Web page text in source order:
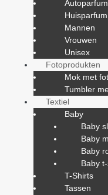
Verkrijgbaar in de maten
Kijk ook eens naar onze
Beoordelingen
Er zijn nog geen
Wees de eerste
te beoordelen
Autoparfum
Huisparfum
Mannen
Vrouwen
Unisex
Fotoprodukten
Mok met
Tumbler
Textiel
Baby
Baby
Baby
Baby
Baby
T-Shirts
Tassen